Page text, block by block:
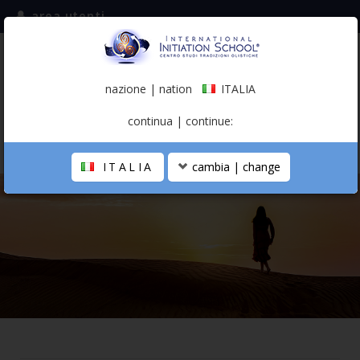
iscriviti alla mailing list
(italiano)
area utenti
LA SCUOLA
nazione | nation ITALIA
continua | continue:
ITALIA cambia | change